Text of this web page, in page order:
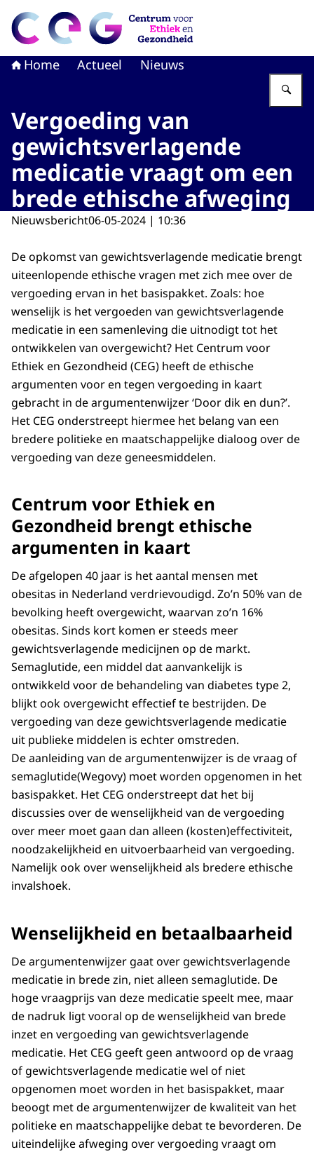
Naar de homepage van CEG - Centrum voor Ethiek en
Home Actueel Nieuws
Vergoeding van
gewichtsverlagende
medicatie vraagt om een
brede ethische afweging
Nieuwsbericht06-05-2024 | 10:36
De opkomst van gewichtsverlagende medicatie brengt
uiteenlopende ethische vragen met zich mee over de
vergoeding ervan in het basispakket. Zoals: hoe
wenselijk is het vergoeden van gewichtsverlagende
medicatie in een samenleving die uitnodigt tot het
ontwikkelen van overgewicht? Het Centrum voor
Ethiek en Gezondheid (CEG) heeft de ethische
argumenten voor en tegen vergoeding in kaart
gebracht in de argumentenwijzer ‘Door dik en dun?’.
Het CEG onderstreept hiermee het belang van een
bredere politieke en maatschappelijke dialoog over de
vergoeding van deze geneesmiddelen.
Centrum voor Ethiek en
Gezondheid brengt ethische
argumenten in kaart
De afgelopen 40 jaar is het aantal mensen met
obesitas in Nederland verdrievoudigd. Zo’n 50% van de
bevolking heeft overgewicht, waarvan zo’n 16%
obesitas. Sinds kort komen er steeds meer
gewichtsverlagende medicijnen op de markt.
Semaglutide, een middel dat aanvankelijk is
ontwikkeld voor de behandeling van diabetes type 2,
blijkt ook overgewicht effectief te bestrijden. De
vergoeding van deze gewichtsverlagende medicatie
uit publieke middelen is echter omstreden.
De aanleiding van de argumentenwijzer is de vraag of
semaglutide(Wegovy) moet worden opgenomen in het
basispakket. Het CEG onderstreept dat het bij
discussies over de wenselijkheid van de vergoeding
over meer moet gaan dan alleen (kosten)effectiviteit,
noodzakelijkheid en uitvoerbaarheid van vergoeding.
Namelijk ook over wenselijkheid als bredere ethische
invalshoek.
Wenselijkheid en betaalbaarheid
De argumentenwijzer gaat over gewichtsverlagende
medicatie in brede zin, niet alleen semaglutide. De
hoge vraagprijs van deze medicatie speelt mee, maar
de nadruk ligt vooral op de wenselijkheid van brede
inzet en vergoeding van gewichtsverlagende
medicatie. Het CEG geeft geen antwoord op de vraag
of gewichtsverlagende medicatie wel of niet
opgenomen moet worden in het basispakket, maar
beoogt met de argumentenwijzer de kwaliteit van het
politieke en maatschappelijke debat te bevorderen. De
uiteindelijke afweging over vergoeding vraagt om